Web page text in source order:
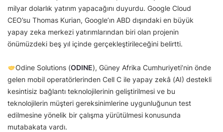
milyar dolarlık yatırım yapacağını duyurdu. Google Cloud
CEO’su Thomas Kurian, Google’ın ABD dışındaki en büyük
yapay zeka merkezi yatırımlarından biri olan projenin
önümüzdeki beş yıl içinde gerçekleştirileceğini belirtti.
Odine Solutions (ODINE), Güney Afrika Cumhuriyeti’nin önde
gelen mobil operatörlerinden Cell C ile yapay zekâ (AI) destekli
kesintisiz bağlantı teknolojilerinin geliştirilmesi ve bu
teknolojilerin müşteri gereksinimlerine uygunluğunun test
edilmesine yönelik bir çalışma yürütülmesi konusunda
mutabakata vardı.